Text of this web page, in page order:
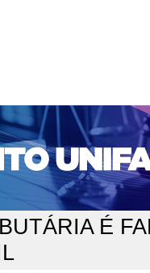
CADASTRO
1 A 100 WEBMAIL
É